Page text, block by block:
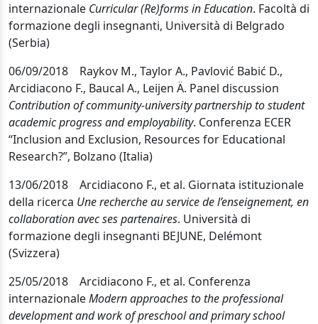
internazionale Curricular (Re)forms in Education. Facoltà di
formazione degli insegnanti, Università di Belgrado
(Serbia)
06/09/2018 Raykov M., Taylor A., Pavlović Babić D.,
Arcidiacono F., Baucal A., Leijen Ä. Panel discussion
Contribution of community-university partnership to student
academic progress and employability. Conferenza ECER
“Inclusion and Exclusion, Resources for Educational
Research?”, Bolzano (Italia)
13/06/2018 Arcidiacono F., et al. Giornata istituzionale
della ricerca Une recherche au service de l’enseignement, en
collaboration avec ses partenaires. Università di
formazione degli insegnanti BEJUNE, Delémont
(Svizzera)
25/05/2018 Arcidiacono F., et al. Conferenza
internazionaleModern approaches to the professional
development and work of preschool and primary school